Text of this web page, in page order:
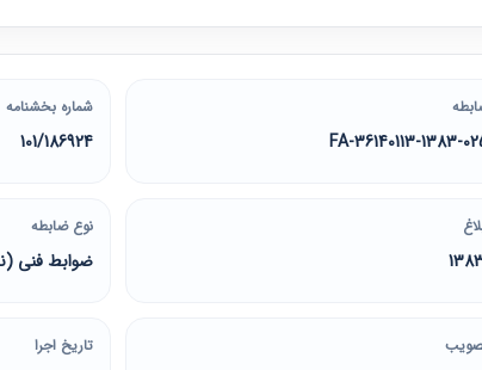
36140113-1383-
شماره بخشنامه
101/186924
نوع ضابطه
ضوابط فنی
تاریخ اجرا